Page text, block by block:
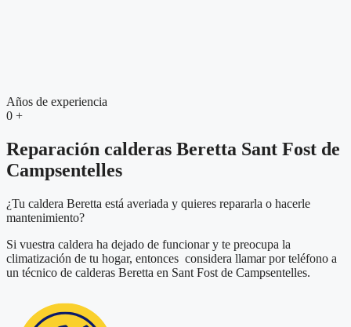
Años de experiencia
0 +
Reparación calderas Beretta Sant Fost de
Campsentelles
¿Tu caldera Beretta está averiada y quieres repararla o hacerle
mantenimiento?
Si vuestra caldera ha dejado de funcionar y te preocupa la
climatización de tu hogar, entonces considera llamar por teléfono a
un técnico de calderas Beretta en Sant Fost de Campsentelles.